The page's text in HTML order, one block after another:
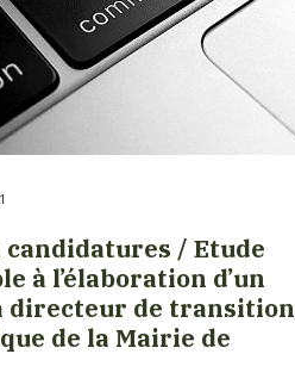
candidatures / Etude
à l’élaboration d’un
directeur de transition
de la Mairie de